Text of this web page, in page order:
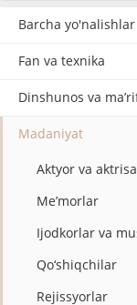
Barcha yo'nalishlar
Fan va texnika
Dinshunos va
Madaniyat
Aktyor va
Me’morlar
Ijodkorlar va
Qo‘shiqchilar
Rejissyorlar